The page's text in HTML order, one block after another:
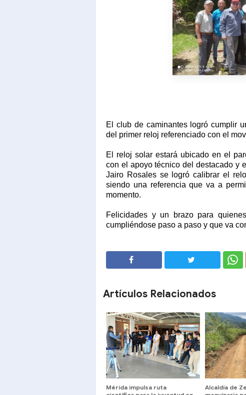
El club de caminantes logró cumplir
del primer reloj referenciado con el
El reloj solar estará ubicado en el
con el apoyo técnico del destacado y
Jairo Rosales se logró calibrar el
siendo una referencia que va a
momento.
Felicidades y un brazo para
cumpliéndose paso a paso y que va
Artículos Relacionados
Mérida impulsa ruta
Alcaldía de